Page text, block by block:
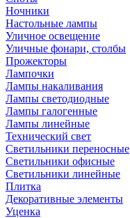
Ночники
Настольные лампы
Уличное освещение
Уличные фонари, столбы
Прожекторы
Лампочки
Лампы накаливания
Лампы светодиодные
Лампы галогенные
Лампы линейные
Технический свет
Светильники переносные
Светильники офисные
Светильники линейные
Плитка
Декоративные элементы
Уценка